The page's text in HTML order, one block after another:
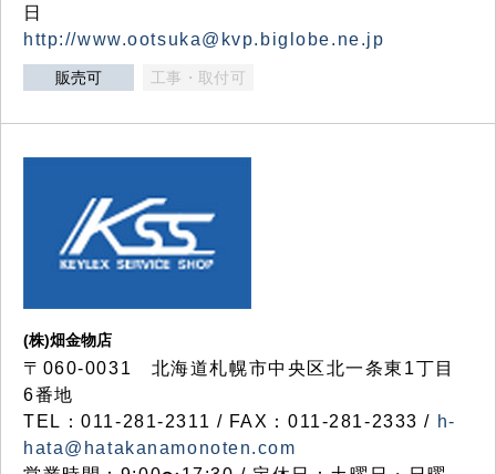
日
http://www.ootsuka@kvp.biglobe.ne.jp
販売可 工事・取付可
(株)畑金物店
〒060-0031 北海道札幌市中央区北一条東1丁目
6番地
TEL：011-281-2311 / FAX：011-281-2333 / h-
hata@hatakanamonoten.com